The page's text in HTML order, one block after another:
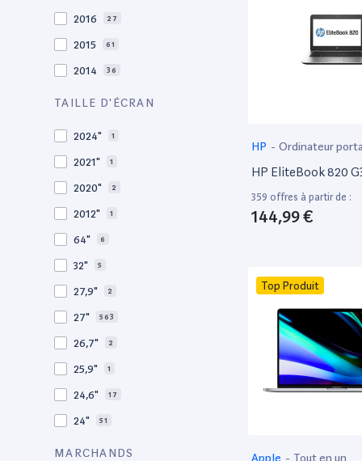
2016 27
2015 61
2014 36
2013
TAILLE D'ÉCRAN
2024" 1
2021" 1
2020" 2
2012" 1
64" 6
32" 5
27,9" 2
27" 563
26,7" 2
25,9" 1
24,6" 17
24" 51
21,5"
MARCHANDS
HP - Ordinateur
HP EliteBook 820
359 offres à partir de :
144,99 €
Top Produit
Apple - Tout en un